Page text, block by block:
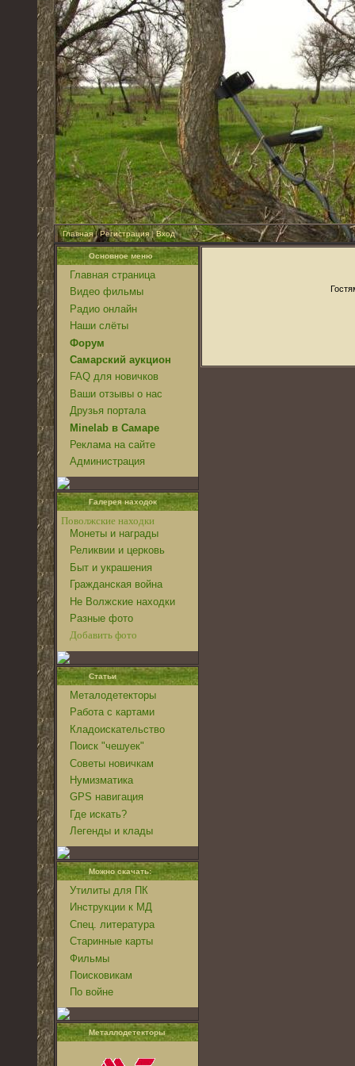
Главная|Регистрация|Вход
Основное меню
Главная страница
Видео фильмы
Радио онлайн
Наши слёты
Форум
Самарский аукцион
FAQ для новичков
Ваши отзывы о нас
Друзья портала
Minelab в Самаре
Реклама на сайте
Администрация
Галерея находок
Поволжские находки
Монеты и награды
Реликвии и церковь
Быт и украшения
Гражданская война
Не Волжские находки
Разные фото
Добавить фото
Статьи
Металодетекторы
Работа с картами
Кладоискательство
Поиск "чешуек"
Советы новичкам
Нумизматика
GPS навигация
Где искать?
Легенды и клады
Можно скачать:
Утилиты для ПК
Инструкции к МД
Спец. литература
Старинные карты
Фильмы
Поисковикам
По войне
Металлодетекторы